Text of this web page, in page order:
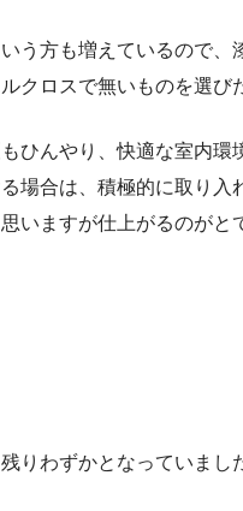
う方も増えているので、
クロスで無いものを選び
ひんやり、快適な室内環
場合は、積極的に取り入
いますが仕上がるのがと
りわずかとなっていまし